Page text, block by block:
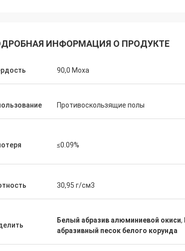
ИНФОРМАЦИЯ О ПРОДУКТЕ
90,0 Моха
Противоскользящие полы
≤0.09%
30,95 г/см3
Белый абразив алюминиевой окиси,
абразивный песок белого корунда